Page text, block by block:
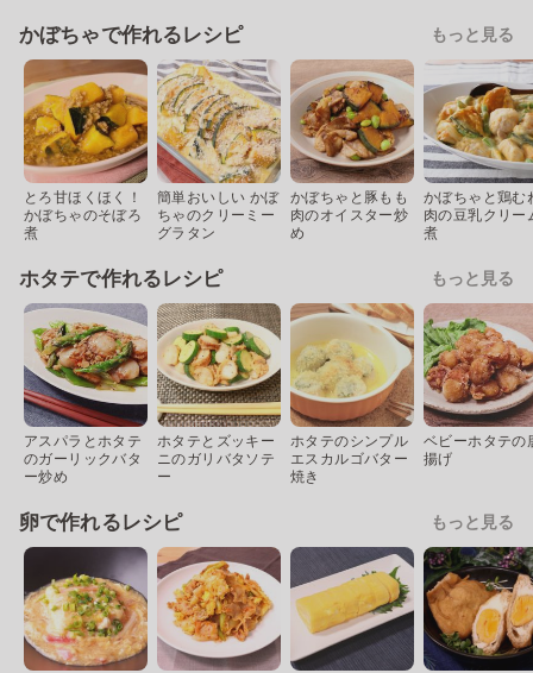
かぼちゃで作れるレシピ もっと見る
とろ甘ほくほく！
かぼちゃのそぼろ
煮
簡単おいしい かぼ
ちゃのクリーミー
グラタン
かぼちゃと豚もも
肉のオイスター炒
め
かぼちゃと鶏む
肉の豆乳クリー
煮
ホタテで作れるレシピ もっと見る
アスパラとホタテ
のガーリックバタ
ー炒め
ホタテとズッキー
ニのガリバタソテ
ー
ホタテのシンプル
エスカルゴバター
焼き
ベビーホタテの
揚げ
卵で作れるレシピ もっと見る